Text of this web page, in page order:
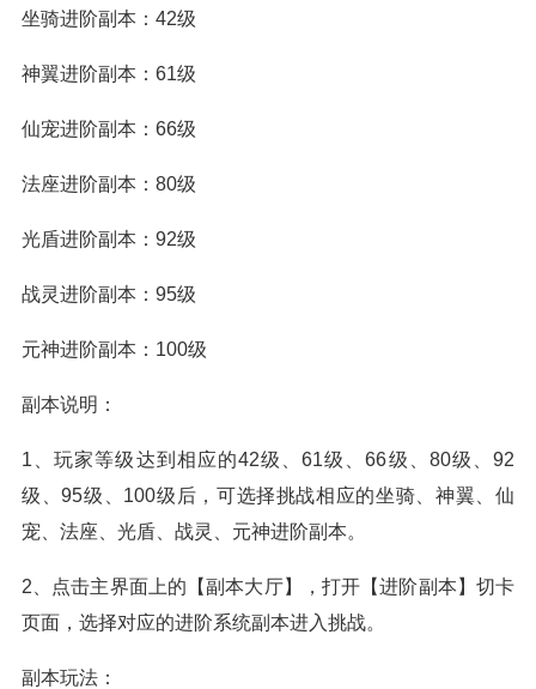
坐骑进阶副本：42级
神翼进阶副本：61级
仙宠进阶副本：66级
法座进阶副本：80级
光盾进阶副本：92级
战灵进阶副本：95级
元神进阶副本：100级
副本说明：
1、玩家等级达到相应的42级、61级、66级、80级、92
级、95级、100级后，可选择挑战相应的坐骑、神翼、仙
宠、法座、光盾、战灵、元神进阶副本。
2、点击主界面上的【副本大厅】，打开【进阶副本】切卡
页面，选择对应的进阶系统副本进入挑战。
副本玩法：